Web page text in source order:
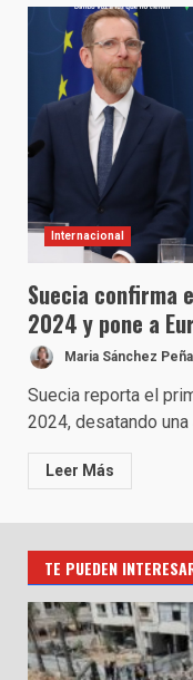
Internacional
Suecia confirma
2024 y pone a
Maria Sánchez Peña
Suecia reporta el
2024, desatando
Leer Más
TE PUEDEN